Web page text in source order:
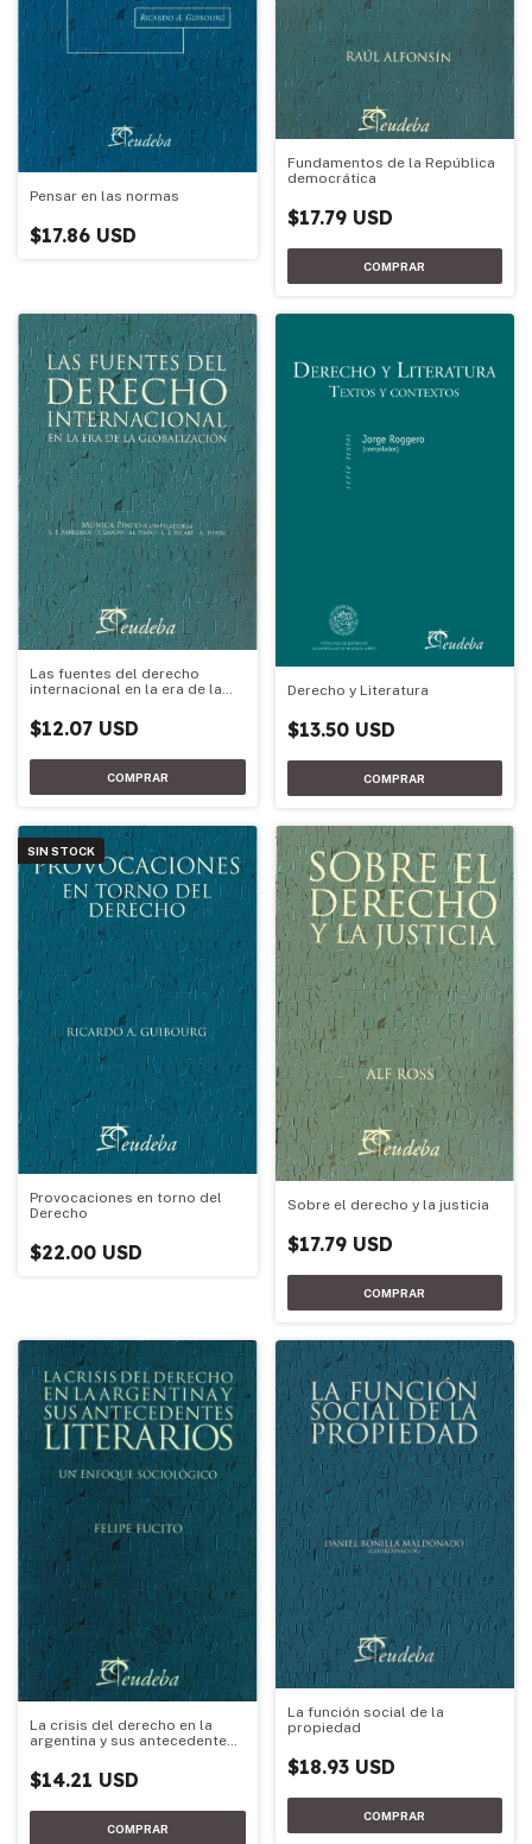
Pensar en las normas
$17.86 USD
Fundamentos de la República
democrática
$17.79 USD
Las fuentes del derecho
internacional en la era de la
$12.07 USD
Derecho y Literatura
$13.50 USD
SIN STOCK
Provocaciones en torno del
Derecho
$22.00 USD
Sobre el derecho y la justicia
$17.79 USD
La crisis del derecho en la
argentina y sus antecedentes
$14.21 USD
La función social de la
propiedad
$18.93 USD